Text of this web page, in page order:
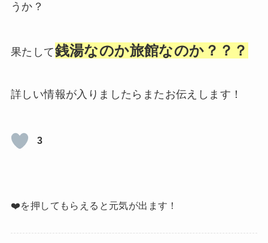
うか？
果たして銭湯なのか旅館なのか？？？
詳しい情報が入りましたらまたお伝えします！
3
❤️を押してもらえると元気が出ます！